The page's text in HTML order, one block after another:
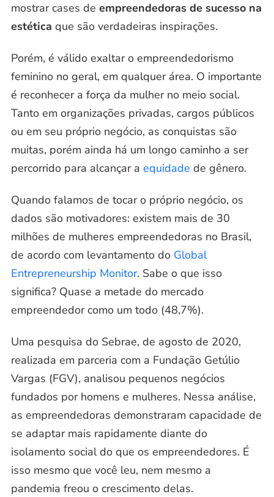
mostrar cases de empreendedoras de sucesso na
estética que são verdadeiras inspirações.
Porém, é válido exaltar o empreendedorismo
feminino no geral, em qualquer área. O importante
é reconhecer a força da mulher no meio social.
Tanto em organizações privadas, cargos públicos
ou em seu próprio negócio, as conquistas são
muitas, porém ainda há um longo caminho a ser
percorrido para alcançar a equidade de gênero.
Quando falamos de tocar o próprio negócio, os
dados são motivadores: existem mais de 30
milhões de mulheres empreendedoras no Brasil,
de acordo com levantamento do Global
Entrepreneurship Monitor. Sabe o que isso
significa? Quase a metade do mercado
empreendedor como um todo (48,7%).
Uma pesquisa do Sebrae, de agosto de 2020,
realizada em parceria com a Fundação Getúlio
Vargas (FGV), analisou pequenos negócios
fundados por homens e mulheres. Nessa análise,
as empreendedoras demonstraram capacidade de
se adaptar mais rapidamente diante do
isolamento social do que os empreendedores. É
isso mesmo que você leu, nem mesmo a
pandemia freou o crescimento delas.